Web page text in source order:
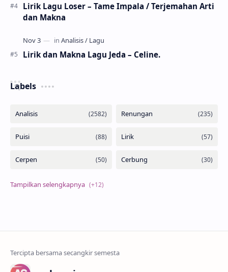
Lirik Lagu Loser – Tame Impala / Terjemahan Arti
dan Makna
Lirik dan Makna Lagu Jeda – Celine.
Labels